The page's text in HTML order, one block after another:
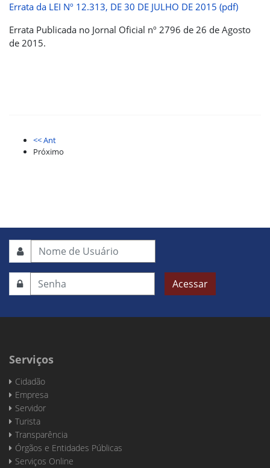
Errata da LEI Nº 12.313, DE 30 DE JULHO DE 2015 (pdf)
Errata Publicada no Jornal Oficial nº 2796 de 26 de Agosto
de 2015.
<< Ant
Próximo
Acessar
Serviços
Cidadão
Empresa
Servidor
Turista
Transparência
Órgãos e Entidades Públicas
Serviços Online